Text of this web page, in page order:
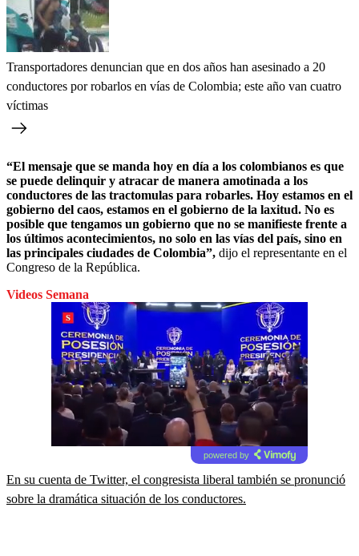
Transportadores denuncian que en dos años han asesinado a 20
conductores por robarlos en vías de Colombia; este año van cuatro
víctimas
“El mensaje que se manda hoy en día a los colombianos es que
se puede delinquir y atracar de manera amotinada a los
conductores de las tractomulas para robarles. Hoy estamos en el
gobierno del caos, estamos en el gobierno de la laxitud. No es
posible que tengamos un gobierno que no se manifieste frente a
los últimos acontecimientos, no solo en las vías del país, sino en
las principales ciudades de Colombia”, dijo el representante en el
Congreso de la República.
Videos Semana
powered by
En su cuenta de Twitter, el congresista liberal también se pronunció
sobre la dramática situación de los conductores.